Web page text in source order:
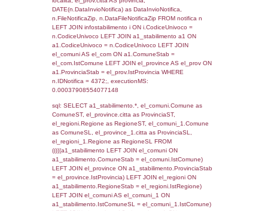
DI CUI ALL'ALLEGATO 1 DEL DECRETO
DELLA DIRETTIVA 2012/18/UE
SEZIONE L (pubblico) - INFORMAZIONI
INCIDENTALI CON IMPATTO
STABILIMENTO
Indietro
Debug